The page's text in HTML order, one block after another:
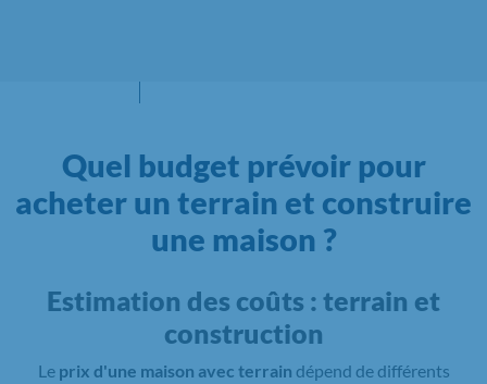
Quel budget prévoir pour
acheter un terrain et construire
une maison ?
Estimation des coûts : terrain et
construction
Le prix d'une maison avec terrain dépend de différents